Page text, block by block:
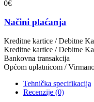
0€
Načini plaćanja
Kreditne kartice / Debitne
Kreditne kartice / Debitne
Bankovna transakcija
Općom uplatnicom /
Tehnička specifikacija
Recenzije (0)